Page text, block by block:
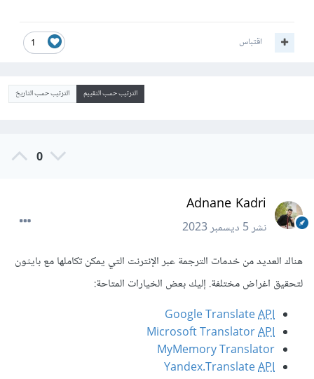
1 اقتباس
الترتيب حسب التقييم الترتيب حسب التاريخ
0
Adnane Kadri
نشر5 ديسمبر 2023
هناك العديد من خدمات الترجمة عبر الإنترنت التي يمكن تكاملها مع بايثون
لتحقيق اغراض مختلفة. إليك بعض الخيارات المتاحة:
Google TranslateAPI
Microsoft TranslatorAPI
MyMemory Translator
Yandex.TranslateAPI